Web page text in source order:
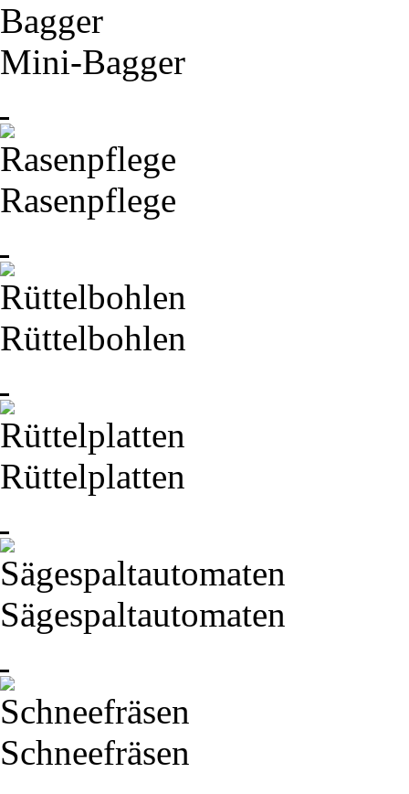
Mini-Bagger
Rasenpflege
Rüttelbohlen
Rüttelplatten
Sägespaltautomaten
Schneefräsen